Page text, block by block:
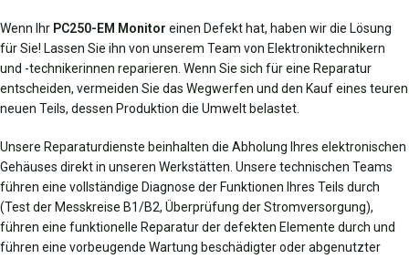
Wenn Ihr PC250-EM Monitor einen Defekt hat, haben wir die Lösung
für Sie! Lassen Sie ihn von unserem Team von Elektroniktechnikern
und -technikerinnen reparieren. Wenn Sie sich für eine Reparatur
entscheiden, vermeiden Sie das Wegwerfen und den Kauf eines teuren
neuen Teils, dessen Produktion die Umwelt belastet.
Unsere Reparaturdienste beinhalten die Abholung Ihres elektronischen
Gehäuses direkt in unseren Werkstätten. Unsere technischen Teams
führen eine vollständige Diagnose der Funktionen Ihres Teils durch
(Test der Messkreise B1/B2, Überprüfung der Stromversorgung),
führen eine funktionelle Reparatur der defekten Elemente durch und
führen eine vorbeugende Wartung beschädigter oder abgenutzter